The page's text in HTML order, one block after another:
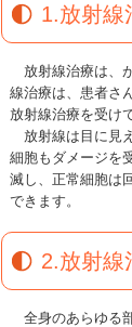
1.放射線
放射線治療は、
線治療は、患者さ
放射線治療を受け
放射線は目に見
細胞もダメージを
滅し、正常細胞は
できます。
2.放射線
全身のあらゆる